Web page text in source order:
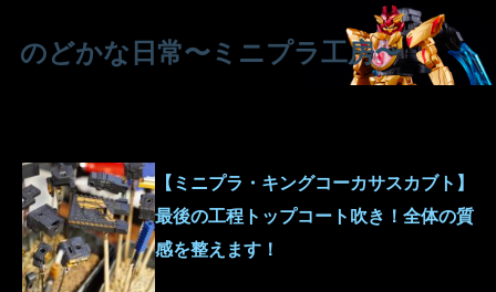
のどかな日常〜ミニプラ工房〜
【ミニプラ・キングコーカサスカブト】
最後の工程トップコート吹き！全体の質
感を整えます！